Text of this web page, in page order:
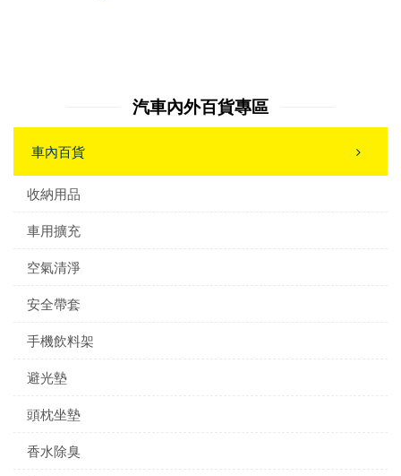
汽車內外百貨專區
車內百貨
收納用品
車用擴充
空氣清淨
安全帶套
手機飲料架
避光墊
頭枕坐墊
香水除臭